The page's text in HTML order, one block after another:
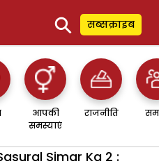
⚲ सब्सक्राइब
आपकी
समस्याएं
राजनीति
Simar Ka 2 :